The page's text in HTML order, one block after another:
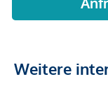
Weitere